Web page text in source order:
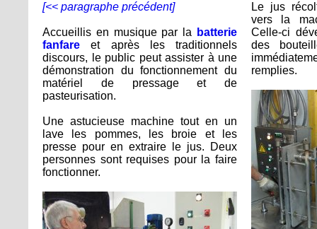
[<< paragraphe précédent]
Accueillis en musique par la
batterie
fanfare et après les traditionnels
discours, le public peut assister à une
démonstration du fonctionnement du
matériel de pressage et de
pasteurisation.
Une astucieuse machine tout en un
lave les pommes, les broie et les
presse pour en extraire le jus. Deux
personnes sont requises pour la faire
fonctionner.
Le jus
vers la
Celle-ci
des
remplies.